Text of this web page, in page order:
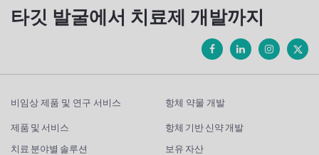
타깃 발굴에서 치료제 개발까지
비임상 제품 및 연구 서비스
제품 및 서비스
치료 분야별 솔루션
항체 약물 개발
항체 기반 신약 개발
보유 자산